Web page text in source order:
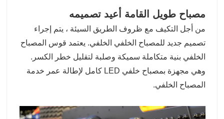
مصباح طويل القامة أعيد تصميمه
من أجل التكيف مع ظروف الطريق السيئة ، يتم إجراء
تصميم جديد للمصباح الخلفي الخلفي. يعتمد قوس المصباح
الخلفي بنية متكاملة سميكة وصلبة لتقليل خطر الكسر.
وهي مجهزة بمصباح خلفي LED كامل لإطالة عمر خدمة
المصباح الخلفي.